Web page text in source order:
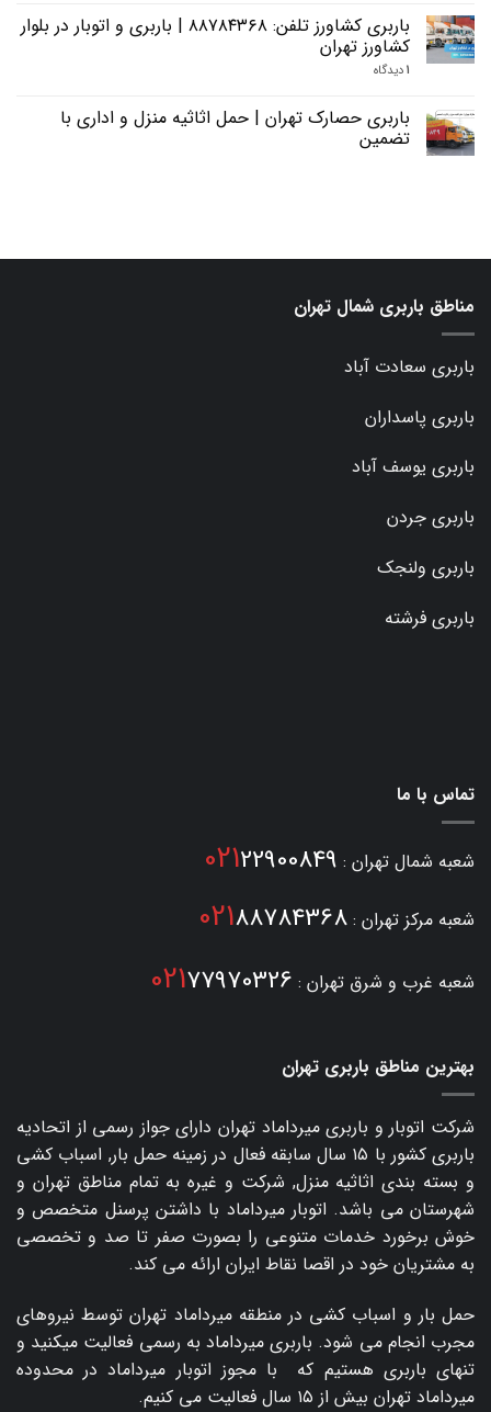
باربری کشاورز تلفن: ۸۸۷۸۴۳۶۸ | باربری و اتوبار در بلوار
کشاورز تهران
۱دیدگاه
باربری حصارک تهران | حمل اثاثیه منزل و اداری با
تضمین
مناطق باربری شمال تهران
باربری سعادت آباد
باربری پاسداران
باربری یوسف آباد
باربری جردن
باربری ولنجک
باربری فرشته
تماس با ما
شعبه شمال تهران : 02122900849
شعبه مرکز تهران : 02188784368
شعبه غرب و شرق تهران : 02177970326
بهترین مناطق باربری تهران
شرکت اتوبار و باربری میرداماد تهران دارای جواز رسمی از اتحادیه
باربری کشور با ۱۵ سال سابقه فعال در زمینه حمل بار, اسباب کشی
و بسته بندی اثاثیه منزل, شرکت و غیره به تمام مناطق تهران و
شهرستان می باشد. اتوبار میرداماد با داشتن پرسنل متخصص و
خوش برخورد خدمات متنوعی را بصورت صفر تا صد و تخصصی
به مشتریان خود در اقصا نقاط ایران ارائه می کند.
حمل بار و اسباب کشی در منطقه میرداماد تهران توسط نیروهای
مجرب انجام می شود. باربری میرداماد به رسمی فعالیت میکنید و
تنهای باربری هستیم که با مجوز اتوبار میرداماد در محدوده
میرداماد تهران بیش از ۱۵ سال فعالیت می کنیم.